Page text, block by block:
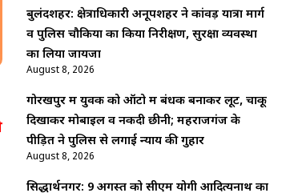
बुलंदशहर: क्षेत्राधिकारी अनूपशहर ने कांवड़ यात्रा मार्ग
व पुलिस चौकियों का किया निरीक्षण, सुरक्षा व्यवस्था
का लिया जायजा
August 8, 2026
गोरखपुर में युवक को ऑटो में बंधक बनाकर लूट, चाकू
दिखाकर मोबाइल व नकदी छीनी; महराजगंज के
पीड़ित ने पुलिस से लगाई न्याय की गुहार
August 8, 2026
सिद्धार्थनगर: 9 अगस्त को सीएम योगी आदित्यनाथ का